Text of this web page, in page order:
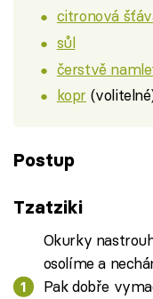
citronová
sůl
čerstvě
kopr
Postup
Tzatziki
Okurky
osolíme a
Pak dobře